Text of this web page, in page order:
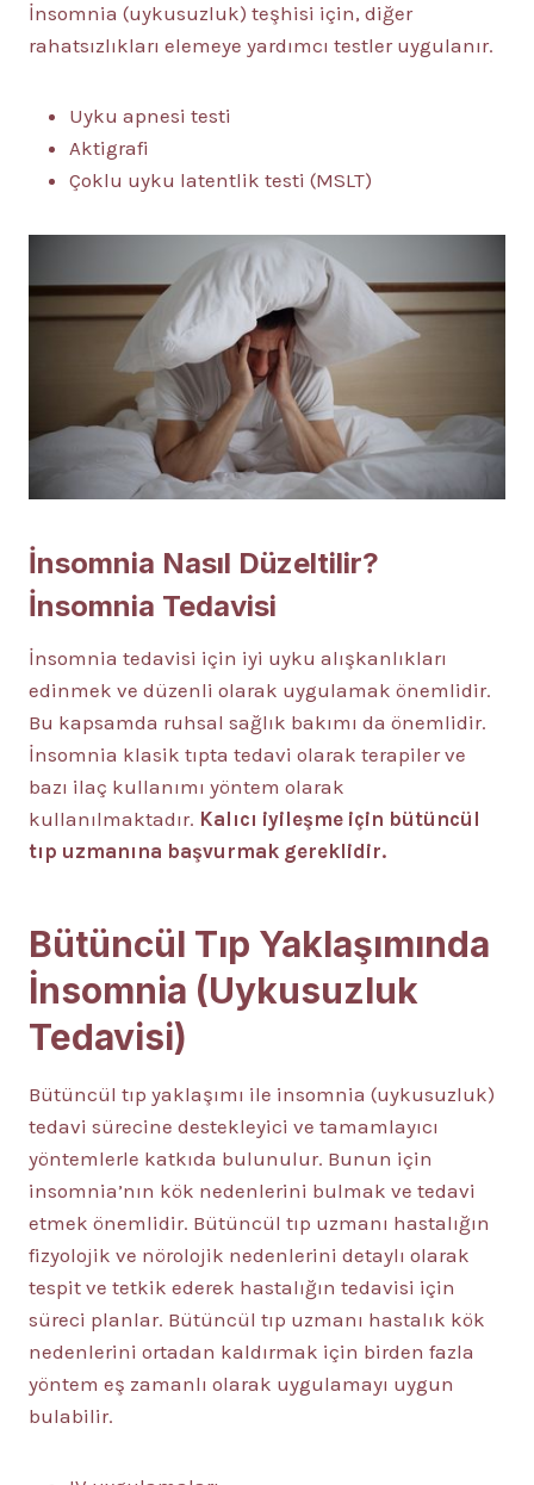
İnsomnia (uykusuzluk) teşhisi için, diğer
rahatsızlıkları elemeye yardımcı testler uygulanır.
Uyku apnesi testi
Aktigrafi
Çoklu uyku latentlik testi (MSLT)
İnsomnia Nasıl Düzeltilir?
İnsomnia Tedavisi
İnsomnia tedavisi için iyi uyku alışkanlıkları
edinmek ve düzenli olarak uygulamak önemlidir.
Bu kapsamda ruhsal sağlık bakımı da önemlidir.
İnsomnia klasik tıpta tedavi olarak terapiler ve
bazı ilaç kullanımı yöntem olarak
kullanılmaktadır. Kalıcı iyileşme için bütüncül
tıp uzmanına başvurmak gereklidir.
Bütüncül Tıp Yaklaşımında
İnsomnia (Uykusuzluk
Tedavisi)
Bütüncül tıp yaklaşımı ile insomnia (uykusuzluk)
tedavi sürecine destekleyici ve tamamlayıcı
yöntemlerle katkıda bulunulur. Bunun için
insomnia’nın kök nedenlerini bulmak ve tedavi
etmek önemlidir. Bütüncül tıp uzmanı hastalığın
fizyolojik ve nörolojik nedenlerini detaylı olarak
tespit ve tetkik ederek hastalığın tedavisi için
süreci planlar. Bütüncül tıp uzmanı hastalık kök
nedenlerini ortadan kaldırmak için birden fazla
yöntem eş zamanlı olarak uygulamayı uygun
bulabilir.